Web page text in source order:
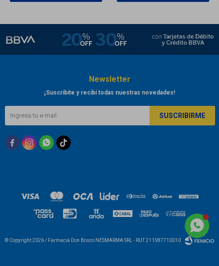
Newsletter
¡Suscribite y recibí todas nuestras novedades!
SUSCRIBIRME
  
© Copyright 2026 / Farmacia Don Bosco NESMARMA SRL - RUT 211587710010